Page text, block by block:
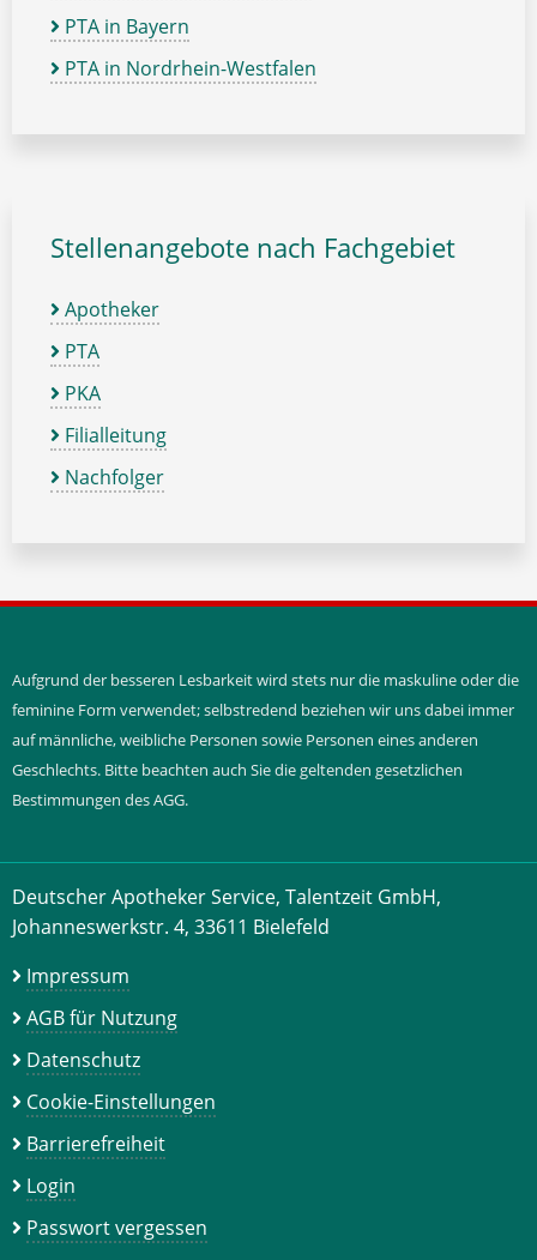
PTA in Bayern
PTA in Nordrhein-Westfalen
Stellenangebote nach Fachgebiet
Apotheker
PTA
PKA
Filialleitung
Nachfolger
Aufgrund der besseren Lesbarkeit wird stets nur die maskuline oder die
feminine Form verwendet; selbstredend beziehen wir uns dabei immer
auf männliche, weibliche Personen sowie Personen eines anderen
Geschlechts. Bitte beachten auch Sie die geltenden gesetzlichen
Bestimmungen des AGG.
Deutscher Apotheker Service, Talentzeit GmbH,
Johanneswerkstr. 4, 33611 Bielefeld
Impressum
AGB für Nutzung
Datenschutz
Cookie-Einstellungen
Barrierefreiheit
Login
Passwort vergessen